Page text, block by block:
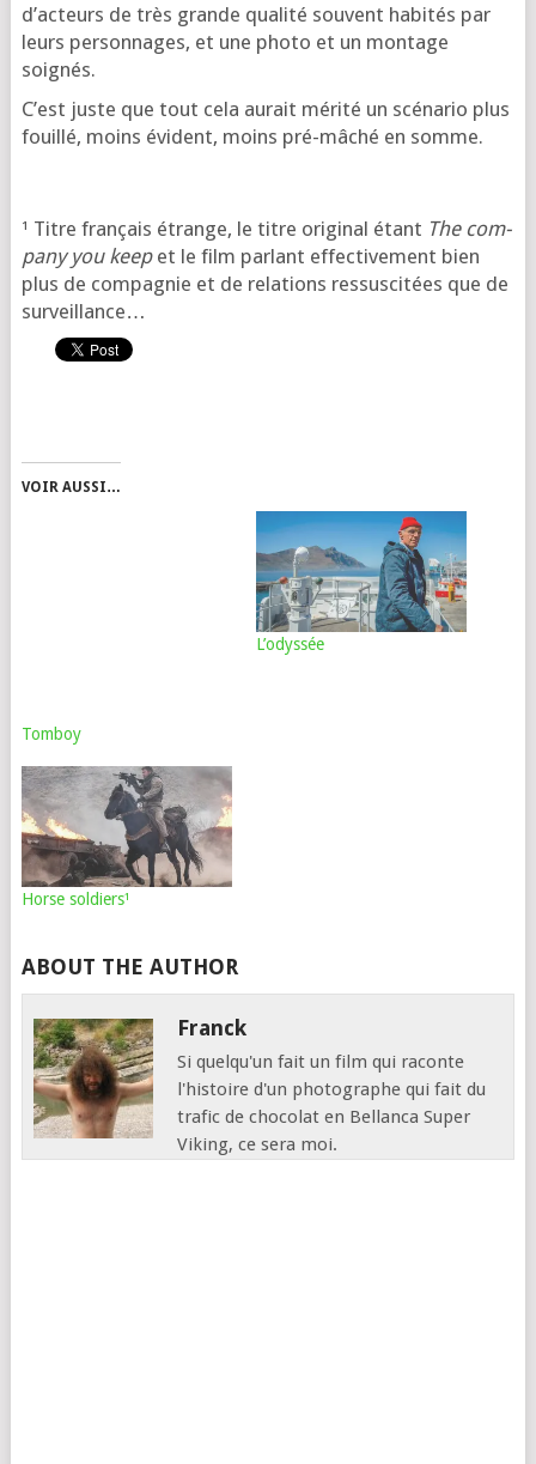
d’ac­teurs de très grande qua­li­té sou­vent habi­tés par
leurs per­son­nages, et une pho­to et un mon­tage
soignés.
C’est juste que tout cela aurait méri­té un scé­na­rio plus
fouillé, moins évident, moins pré-mâché en somme.
¹ Titre fran­çais étrange, le titre ori­gi­nal étant The com­
pa­ny you keepet le film par­lant effec­ti­ve­ment bien
plus de com­pa­gnie et de rela­tions res­sus­ci­tées que de
surveillance…
VOIR AUSSI…
Tomboy
L’odyssée
Horse soldiers¹
ABOUT THE AUTHOR
Franck
Si quelqu'un fait un film qui raconte
l'histoire d'un photographe qui fait du
trafic de chocolat en Bellanca Super
Viking, ce sera moi.